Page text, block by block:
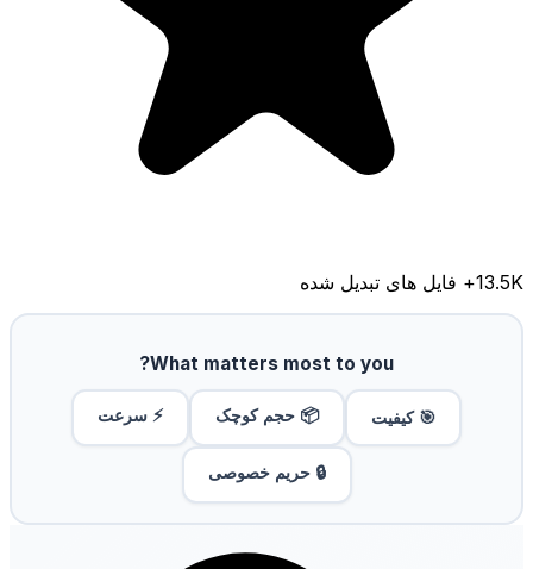
13.5K+ فایل های تبدیل شده
What matters most to you?
🎯 کیفیت 📦 حجم کوچک ⚡ سرعت
🔒 حریم خصوصی